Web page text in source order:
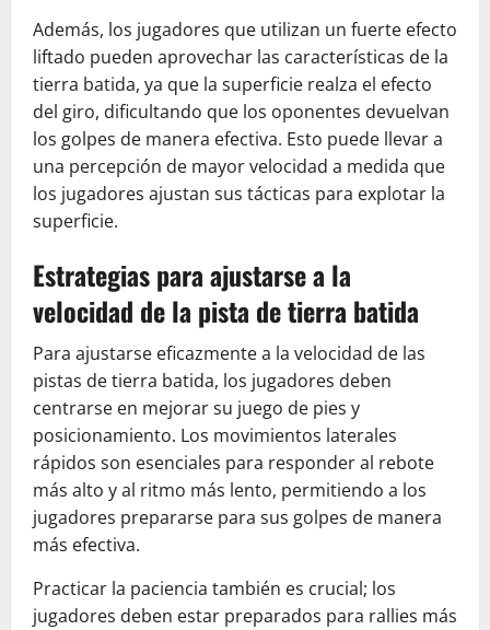
Además, los jugadores que utilizan un fuerte efecto
liftado pueden aprovechar las características de la
tierra batida, ya que la superficie realza el efecto
del giro, dificultando que los oponentes devuelvan
los golpes de manera efectiva. Esto puede llevar a
una percepción de mayor velocidad a medida que
los jugadores ajustan sus tácticas para explotar la
superficie.
Estrategias para ajustarse a la
velocidad de la pista de tierra batida
Para ajustarse eficazmente a la velocidad de las
pistas de tierra batida, los jugadores deben
centrarse en mejorar su juego de pies y
posicionamiento. Los movimientos laterales
rápidos son esenciales para responder al rebote
más alto y al ritmo más lento, permitiendo a los
jugadores prepararse para sus golpes de manera
más efectiva.
Practicar la paciencia también es crucial; los
jugadores deben estar preparados para rallies más